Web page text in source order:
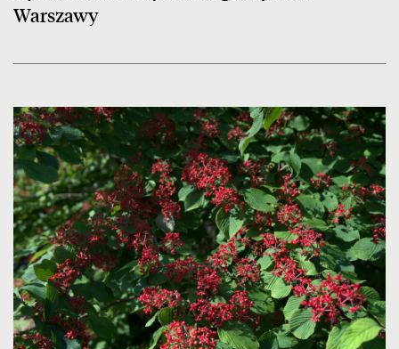
Warszawy
czytaj więcej o Hortensje i kalina zdobią otoczenie Biblioteki